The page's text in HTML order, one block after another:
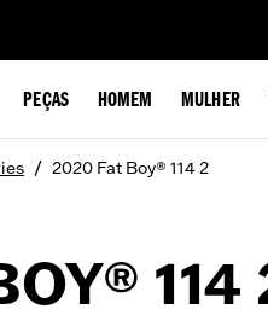
PEÇAS HOMEM MULHER
/ 2020 Fat Boy® 114 2
114